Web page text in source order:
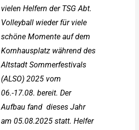
vielen Helfern der TSG Abt.
Volleyball wieder für viele
schöne Momente auf dem
Kornhausplatz während des
Altstadt Sommerfestivals
(ALSO) 2025 vom
06.-17.08. bereit. Der
Aufbau fand dieses Jahr
am 05.08.2025 statt. Helfer